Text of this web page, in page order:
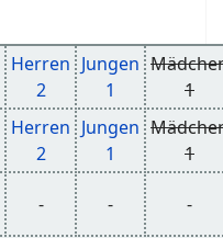
Herren
2
Jungen
1
1
Herren
2
Jungen
1
1
- - -